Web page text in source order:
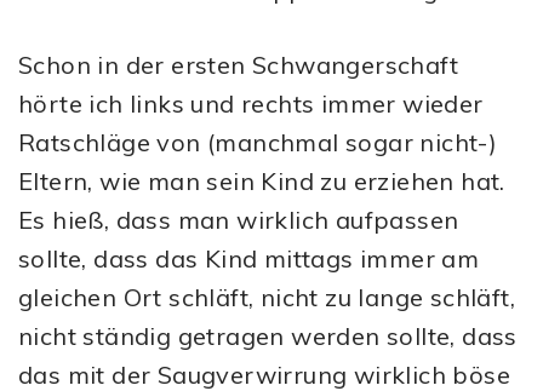
Schon in der ersten Schwangerschaft
hörte ich links und rechts immer wieder
Ratschläge von (manchmal sogar nicht-)
Eltern, wie man sein Kind zu erziehen hat.
Es hieß, dass man wirklich aufpassen
sollte, dass das Kind mittags immer am
gleichen Ort schläft, nicht zu lange schläft,
nicht ständig getragen werden sollte, dass
das mit der Saugverwirrung wirklich böse